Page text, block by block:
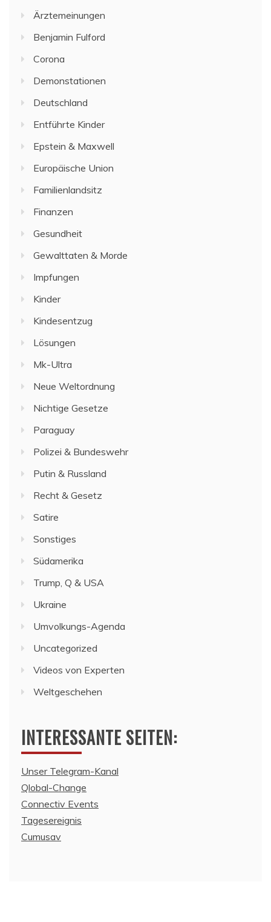
Ärztemeinungen
Benjamin Fulford
Corona
Demonstationen
Deutschland
Entführte Kinder
Epstein & Maxwell
Europäische Union
Familienlandsitz
Finanzen
Gesundheit
Gewalttaten & Morde
Impfungen
Kinder
Kindesentzug
Lösungen
Mk-Ultra
Neue Weltordnung
Nichtige Gesetze
Paraguay
Polizei & Bundeswehr
Putin & Russland
Recht & Gesetz
Satire
Sonstiges
Südamerika
Trump, Q & USA
Ukraine
Umvolkungs-Agenda
Uncategorized
Videos von Experten
Weltgeschehen
INTERESSANTE SEITEN:
Unser Telegram-Kanal
Qlobal-Change
Connectiv Events
Tagesereignis
Cumusav